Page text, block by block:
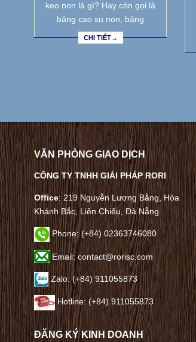
keo non là gì? Hay còn gọi là
băng cao su non, băng
CHI TIẾT→
VĂN PHÒNG GIAO DỊCH
CÔNG TY TNHH GIẢI PHÁP RORI
Office: 219 Nguyễn Lương Bằng, Hòa
Khánh Bắc, Liên Chiểu, Đà Nẵng
Phone: (+84) 02363746080
Email: contact@rorisc.com
Zalo: (+84) 911055873
Hotline: (+84) 911055873
ĐĂNG KÝ KINH DOANH